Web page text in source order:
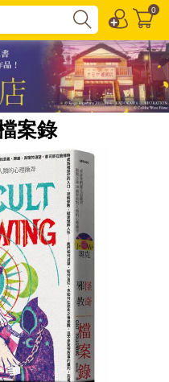
0
案錄